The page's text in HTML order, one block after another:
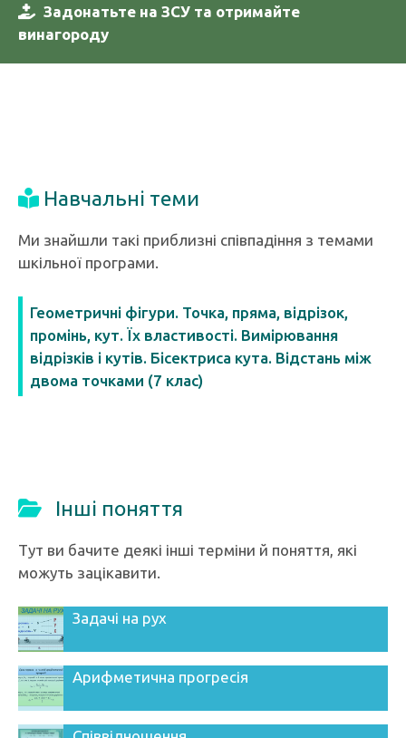
Задонатьте на ЗСУ та отримайте
винагороду
Навчальні теми
Ми знайшли такі приблизні співпадіння з темами
шкільної програми.
Геометричні фігури. Точка, пряма, відрізок,
промінь, кут. Їх властивості. Вимірювання
відрізків і кутів. Бісектриса кута. Відстань між
двома точками (7 клас)
Інші поняття
Тут ви бачите деякі інші терміни й поняття, які
можуть зацікавити.
Задачі на рух
Арифметична прогресія